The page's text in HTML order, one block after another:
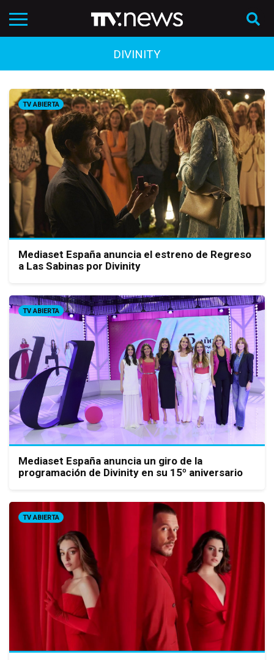
DIVINITY
TV ABIERTA
Mediaset España anuncia el estreno de Regreso
a Las Sabinas por Divinity
TV ABIERTA
Mediaset España anuncia un giro de la
programación de Divinity en su 15º aniversario
TV ABIERTA